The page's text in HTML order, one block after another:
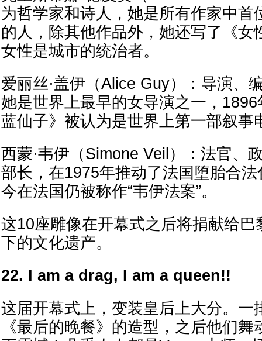
为哲学家和诗人，她是所有作家中首
的人，除其他作品外，她还写了《女
女性是城市的统治者。
爱丽丝·盖伊（Alice Guy）：导演、
她是世界上最早的女导演之一，
蓝仙子》被认为是世界上第一部叙事
西蒙·韦伊（Simone Veil）：法官、
部长，在1975年推动了法国堕胎合
今在法国仍被称作“韦伊法案”。
这10座雕像在开幕式之后将捐献给巴
下的文化遗产。
22. I am a drag, I am a queen!!
这届开幕式上，变装皇后上大分。一
《最后的晚餐》的造型，之后他们